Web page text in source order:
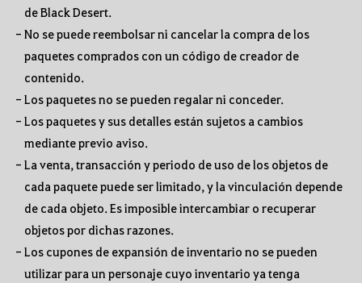
de Black Desert.
- No se puede reembolsar ni cancelar la compra de los
paquetes comprados con un código de creador de
contenido.
- Los paquetes no se pueden regalar ni conceder.
- Los paquetes y sus detalles están sujetos a cambios
mediante previo aviso.
- La venta, transacción y periodo de uso de los objetos de
cada paquete puede ser limitado, y la vinculación depende
de cada objeto. Es imposible intercambiar o recuperar
objetos por dichas razones.
- Los cupones de expansión de inventario no se pueden
utilizar para un personaje cuyo inventario ya tenga